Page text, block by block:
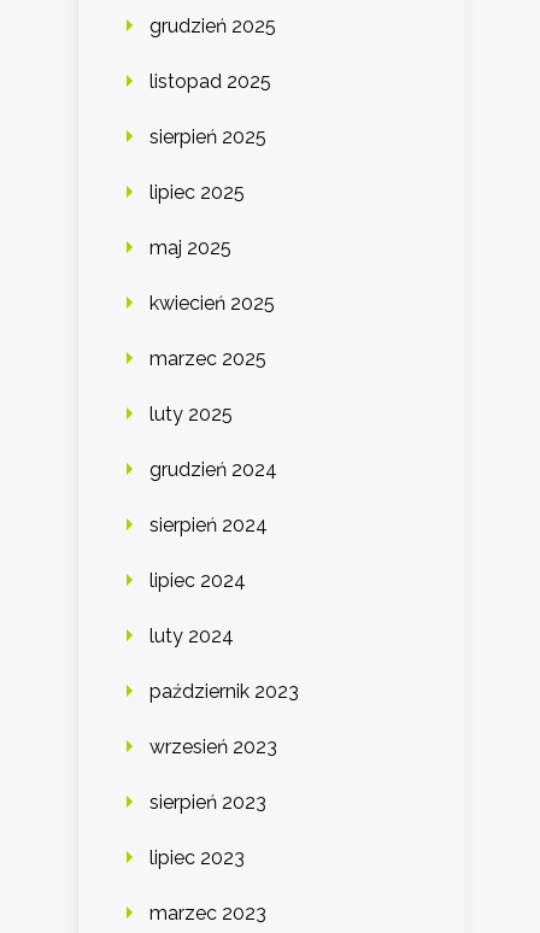
grudzień 2025
listopad 2025
sierpień 2025
lipiec 2025
maj 2025
kwiecień 2025
marzec 2025
luty 2025
grudzień 2024
sierpień 2024
lipiec 2024
luty 2024
październik 2023
wrzesień 2023
sierpień 2023
lipiec 2023
marzec 2023